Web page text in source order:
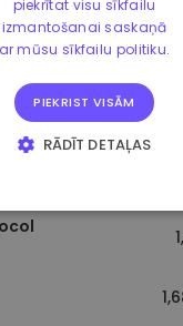
KAPITALIZĀCIJA
Yield
piekrītat visu sīkfailu
izmantošanai saskaņā
ar mūsu sīkfailu politiku.
PIEKRIST VISĀM
RĀDĪT DETAĻAS